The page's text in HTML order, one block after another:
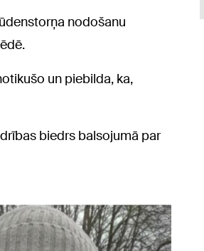
nodošanu
un piebilda, ka,
biedrs balsojumā par